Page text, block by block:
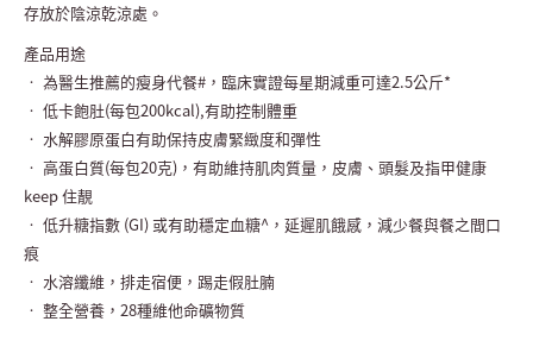
存放於陰涼乾涼處。
產品用途
• 為醫生推薦的瘦身代餐#，臨床實證每星期減重可達2.5公斤*
• 低卡飽肚(每包200kcal),有助控制體重
• 水解膠原蛋白有助保持皮膚緊緻度和彈性
• 高蛋白質(每包20克)，有助維持肌肉質量，皮膚、頭髮及指甲健康
keep 住靚
• 低升糖指數 (GI) 或有助穩定血糖^，延遲肌餓感，減少餐與餐之間口
痕
• 水溶纖維，排走宿便，踢走假肚腩
• 整全營養，28種維他命礦物質